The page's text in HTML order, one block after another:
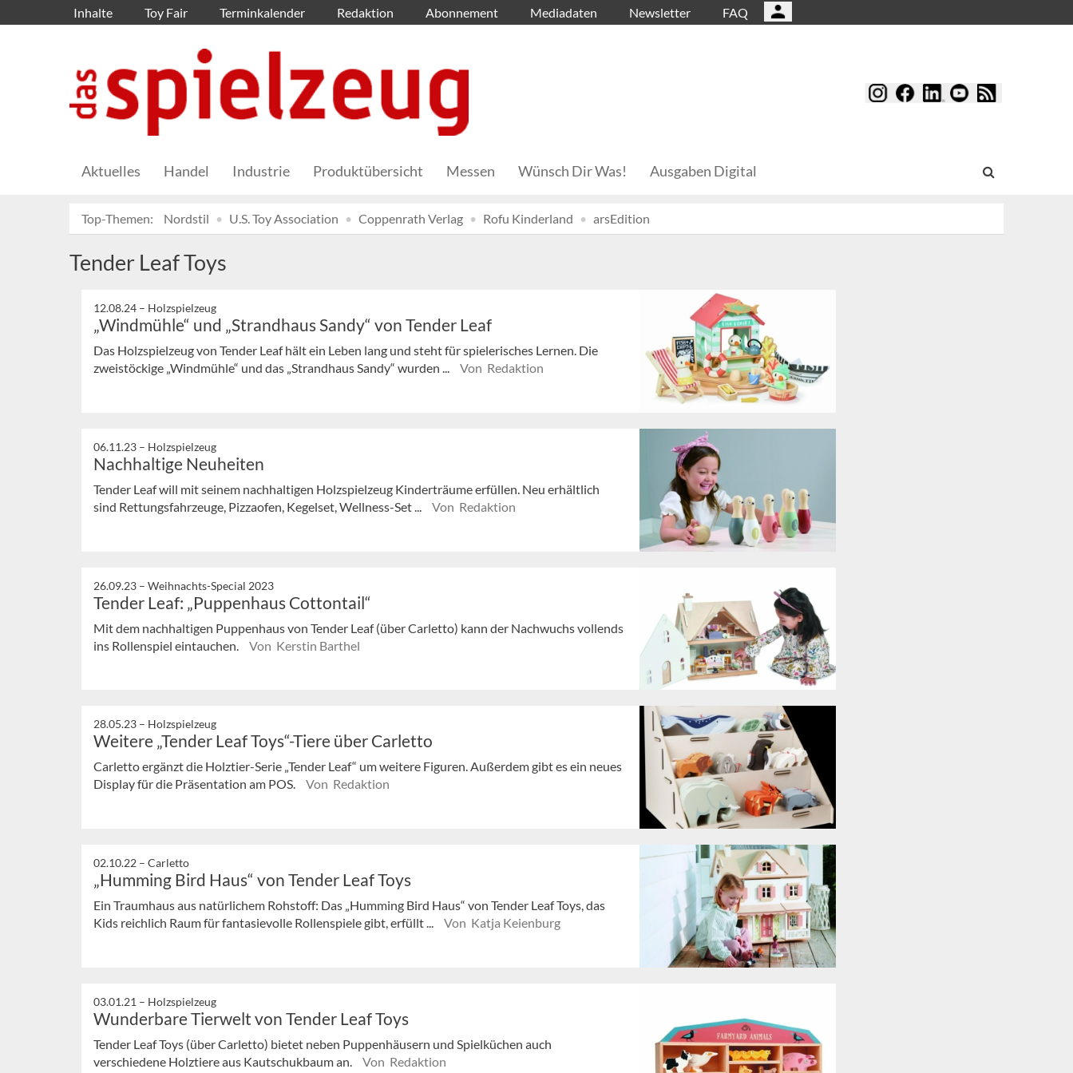
Inhalte Toy Fair Terminkalender Redaktion Abonnement Mediadaten Newsletter FAQ
Aktuelles Handel Industrie Produktübersicht Messen Wünsch Dir Was! Ausgaben Digital
Top-Themen: Nordstil U.S. Toy Association Coppenrath Verlag Rofu Kinderland arsEdition
Tender Leaf Toys
12.08.24 – Holzspielzeug
„Windmühle“ und „Strandhaus Sandy“ von Tender Leaf
Das Holzspielzeug von Tender Leaf hält ein Leben lang und steht für spielerisches Lernen. Die
zweistöckige „Windmühle“ und das „Strandhaus Sandy“ wurden ...
Von Redaktion
06.11.23 – Holzspielzeug
Nachhaltige Neuheiten
Tender Leaf will mit seinem nachhaltigen Holzspielzeug Kinderträume erfüllen. Neu erhältlich
sind Rettungsfahrzeuge, Pizzaofen, Kegelset, Wellness-Set ...
Von Redaktion
26.09.23 – Weihnachts-Special 2023
Tender Leaf: „Puppenhaus Cottontail“
Mit dem nachhaltigen Puppenhaus von Tender Leaf (über Carletto) kann der Nachwuchs vollends
ins Rollenspiel eintauchen.
Von Kerstin Barthel
28.05.23 – Holzspielzeug
Weitere „Tender Leaf Toys“-Tiere über Carletto
Carletto ergänzt die Holztier-Serie „Tender Leaf“ um weitere Figuren. Außerdem gibt es ein neues
Display für die Präsentation am POS.
Von Redaktion
02.10.22 – Carletto
„Humming Bird Haus“ von Tender Leaf Toys
Ein Traumhaus aus natürlichem Rohstoff: Das „Humming Bird Haus“ von Tender Leaf Toys, das
Kids reichlich Raum für fantasievolle Rollenspiele gibt, erfüllt ...
Von Katja Keienburg
03.01.21 – Holzspielzeug
Wunderbare Tierwelt von Tender Leaf Toys
Tender Leaf Toys (über Carletto) bietet neben Puppenhäusern und Spielküchen auch
verschiedene Holztiere aus Kautschukbaum an.
Von Redaktion